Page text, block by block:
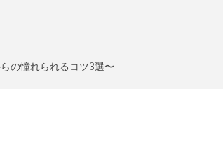
溝ノ口教室
藤沢教室
今日の藤沢教室
の憧れられるコツ3選〜